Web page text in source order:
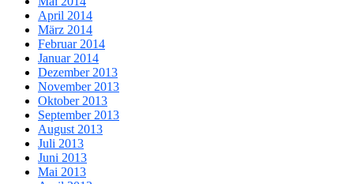
April 2014
März 2014
Februar 2014
Januar 2014
Dezember 2013
November 2013
Oktober 2013
September 2013
August 2013
Juli 2013
Juni 2013
Mai 2013